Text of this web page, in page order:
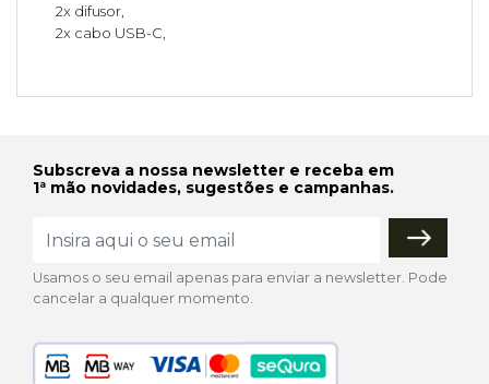
2x difusor,
2x cabo USB-C,
Subscreva a nossa newsletter e receba em
1ª mão novidades, sugestões e campanhas.
Usamos o seu email apenas para enviar a newsletter. Pode
cancelar a qualquer momento.